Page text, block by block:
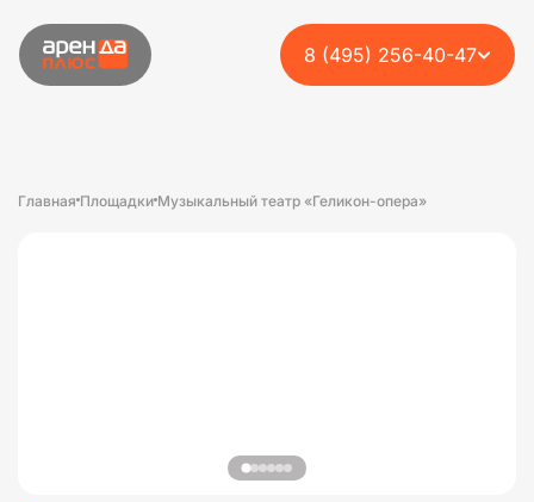
8 (495) 256-40-47
Главная Площадки Музыкальный театр «Геликон-опера»